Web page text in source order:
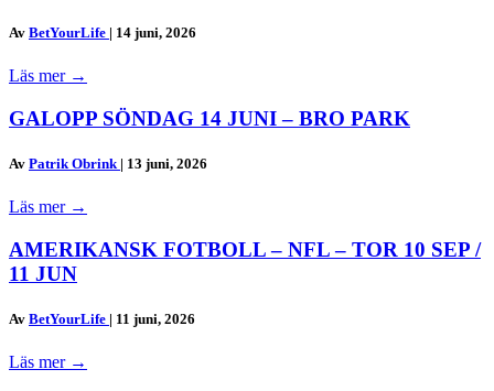
Av BetYourLife | 14 juni, 2026
Läs mer →
GALOPP SÖNDAG 14 JUNI – BRO PARK
Av Patrik Obrink | 13 juni, 2026
Läs mer →
AMERIKANSK FOTBOLL – NFL – TOR 10 SEP /
11 JUN
Av BetYourLife | 11 juni, 2026
Läs mer →